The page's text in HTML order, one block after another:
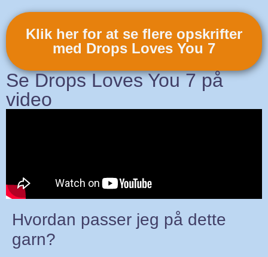
Klik her for at se flere opskrifter
med Drops Loves You 7
Se Drops Loves You 7 på
video
Hvordan passer jeg på dette
garn?